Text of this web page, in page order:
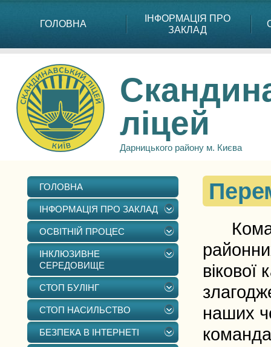
ГОЛОВНА
ІНФОРМАЦІЯ ПРО
ЗАКЛАД
ліцей
Дарницького району м. Києва
ГОЛОВНА
ІНФОРМАЦІЯ ПРО ЗАКЛАД
ОСВІТНІЙ ПРОЦЕС
ІНКЛЮЗИВНЕ
СЕРЕДОВИЩЕ
СТОП БУЛІНГ
СТОП НАСИЛЬСТВО
БЕЗПЕКА В ІНТЕРНЕТІ
наших